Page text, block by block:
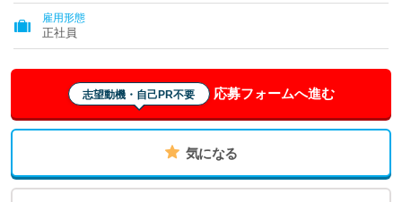
雇用形態
正社員
志望動機・自己PR不要 応募フォームへ進む
気になる